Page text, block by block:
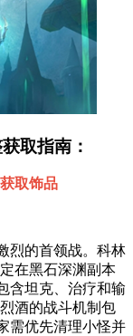
取指南：
取饰品
烈的首领战。科林
在黑石深渊副本
含坦克、治疗和输
酒的战斗机制包
需优先清理小怪并